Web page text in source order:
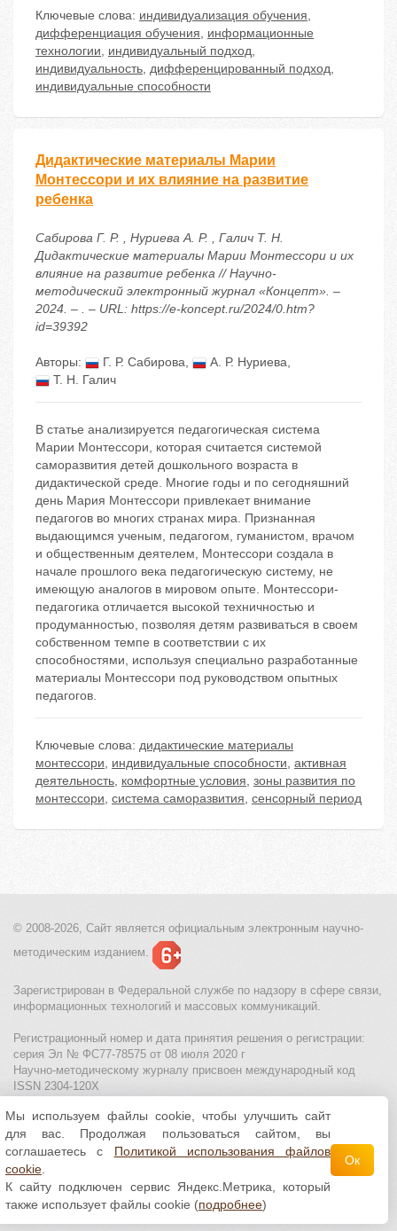
Ключевые слова: индивидуализация обучения,
дифференциация обучения, информационные
технологии, индивидуальный подход,
индивидуальность, дифференцированный подход,
индивидуальные способности
Дидактические материалы Марии
Монтессори и их влияние на развитие
ребенка
Сабирова Г. Р. , Нуриева А. Р. , Галич Т. Н.
Дидактические материалы Марии Монтессори и их
влияние на развитие ребенка // Научно-
методический электронный журнал «Концепт». –
2024. – . – URL: https://e-koncept.ru/2024/0.htm?
id=39392
Авторы: Г. Р. Сабирова, А. Р. Нуриева,
Т. Н. Галич
В статье анализируется педагогическая система
Марии Монтессори, которая считается системой
саморазвития детей дошкольного возраста в
дидактической среде. Многие годы и по сегодняшний
день Мария Монтессори привлекает внимание
педагогов во многих странах мира. Признанная
выдающимся ученым, педагогом, гуманистом, врачом
и общественным деятелем, Монтессори создала в
начале прошлого века педагогическую систему, не
имеющую аналогов в мировом опыте. Монтессори-
педагогика отличается высокой техничностью и
продуманностью, позволяя детям развиваться в своем
собственном темпе в соответствии с их
способностями, используя специально разработанные
материалы Монтессори под руководством опытных
педагогов.
Ключевые слова: дидактические материалы
монтессори, индивидуальные способности, активная
деятельность, комфортные условия, зоны развития по
монтессори, система саморазвития, сенсорный период
© 2008-2026, Сайт является официальным электронным научно-
методическим изданием.
Зарегистрирован в Федеральной службе по надзору в сфере связи,
информационных технологий и массовых коммуникаций.
Регистрационный номер и дата принятия решения о регистрации:
серия Эл № ФС77-78575 от 08 июля 2020 г
Научно-методическому журналу присвоен международный код
ISSN 2304-120X
МЦИТО|Школьные олимпиады и онлайн конкурсы для детей
Политика использования файлов cookie| Политика обработки и
защиты персональных данных
Все материалы доступны полицензии Creative
Commons С указанием авторства 4.0 Всемирная
Мы используем файлы cookie, чтобы улучшить сайт
для вас. Продолжая пользоваться сайтом, вы
соглашаетесь с Политикой использования файлов
cookie
К сайту подключен сервис Яндекс.Метрика, который
также использует файлы cookie (подробнее)
Ок